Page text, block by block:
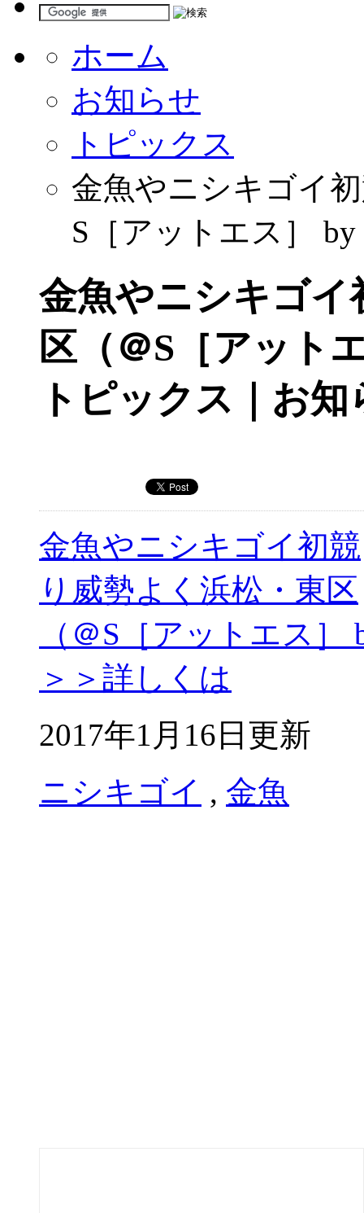
ホーム
お知らせ
トピックス
金魚やニシキゴイ
S［アットエス］
金魚やニシキゴイ
区（＠S［アット
トピックス｜お知
金魚やニシキゴイ初競
り威勢よく浜松・東区
（＠S［アットエス］
＞＞詳しくは
2017年1月16日更新
ニシキゴイ , 金魚